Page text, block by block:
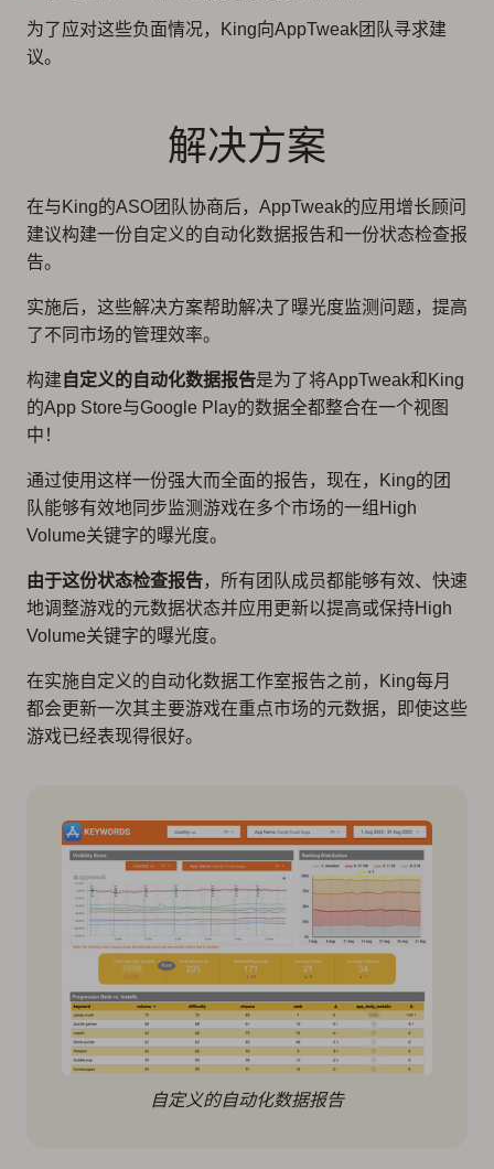
为了应对这些负面情况，King向AppTweak团队寻求建
议。
解决方案
在与King的ASO团队协商后，AppTweak的应用增长顾问
建议构建一份自定义的自动化数据报告和一份状态检查报
告。
实施后，这些解决方案帮助解决了曝光度监测问题，提高
了不同市场的管理效率。
构建 自定义的自动化数据报告是为了将AppTweak和King
的App Store与Google Play的数据全都整合在一个视图
中！
通过使用这样一份强大而全面的报告，现在，King的团
队能够有效地同步监测游戏在多个市场的一组High
Volume关键字的曝光度。
由于这份状态检查报告，所有团队成员都能够有效、快速
地调整游戏的元数据状态并应用更新以提高或保持High
Volume关键字的曝光度。
在实施自定义的自动化数据工作室报告之前，King每月
都会更新一次其主要游戏在重点市场的元数据，即使这些
游戏已经表现得很好。
自定义的自动化数据报告